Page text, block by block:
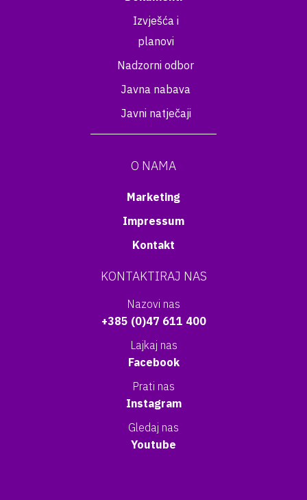
Izvješća i
planovi
Nadzorni odbor
Javna nabava
Javni natječaji
O NAMA
Marketing
Impressum
Kontakt
KONTAKTIRAJ NAS
Nazovi nas
+385 (0)47 611 400
Lajkaj nas
Facebook
Prati nas
Instagram
Gledaj nas
Youtube